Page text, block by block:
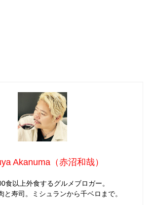
Akanuma（赤沼和哉）
食以上外食するグルメブロガー。
と寿司。ミシュランから千ベロまで。